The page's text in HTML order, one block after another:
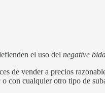
el uso del negative
de vender a precios
o con cualquier otro tipo de